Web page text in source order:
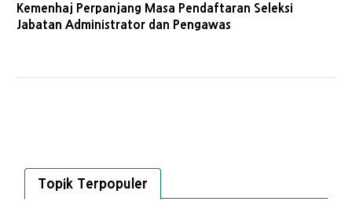
Kemenhaj Perpanjang Masa Pendaftaran Seleksi
Jabatan Administrator dan Pengawas
Topik Terpopuler